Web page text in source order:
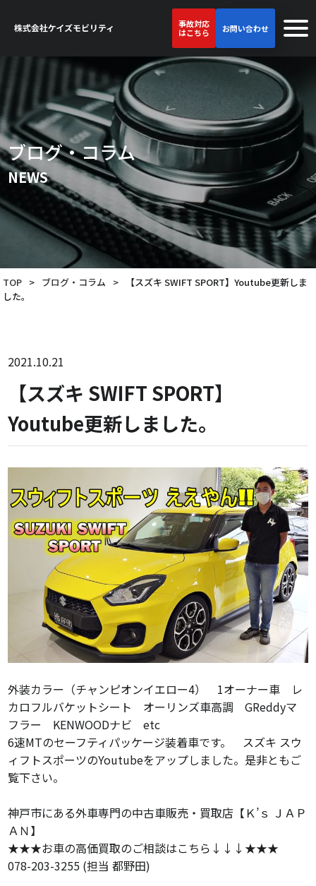
事故対応
はこちら
お問い合わせ
ブログ・コラム
NEWS
TOP > ブログ・コラム >
【スズキ SWIFT SPORT】Youtube更新しま
した。
2021.10.21
【スズキ SWIFT SPORT】
Youtube更新しました。
外装カラー（チャンピオンイエロー4） 1オーナー車 レ
カロフルバケットシート オーリンズ車高調 GReddyマ
フラー KENWOODナビ etc
6速MTのセーフティパッケージ装着車です。 スズキ スウ
ィフトスポーツのYoutubeをアップしました。是非ともご
覧下さい。
神戸市にある外車専門の中古車販売・買取店【Ｋ’ｓ ＪＡＰ
ＡＮ】
★★★お車の高価買取のご相談はこちら↓↓↓★★★
078-203-3255 (担当 都野田)